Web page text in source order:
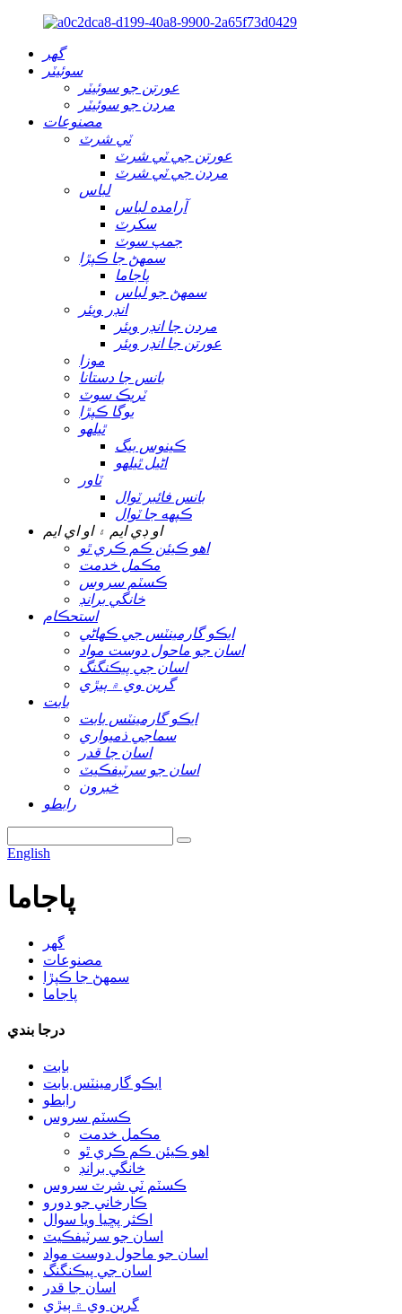
گهر
سوئيٽر
عورتن جو سوئيٽر
مردن جو سوئيٽر
مصنوعات
ٽي شرٽ
عورتن جي ٽي شرٽ
مردن جي ٽي شرٽ
لباس
آرامده لباس
سکرٽ
جمپ سوٽ
سمهڻ جا ڪپڙا
پاجاما
سمهڻ جو لباس
انڊر ويئر
مردن جا انڊر ويئر
عورتن جا انڊر ويئر
موزا
بانس جا دستانا
ٽريڪ سوٽ
يوگا ڪپڙا
ٿيلهو
ڪينوس بيگ
اڻيل ٿيلهو
ٽاور
بانس فائبر ٽوال
ڪپهه جا ٽوال
او ڊي ايم ۽ او اي ايم
اهو ڪيئن ڪم ڪري ٿو
مڪمل خدمت
ڪسٽم سروس
خانگي برانڊ
استحڪام
ايڪو گارمينٽس جي ڪهاڻي
اسان جو ماحول دوست مواد
اسان جي پيڪنگنگ
گرين وي ۾ ٻيڙي
بابت
ايڪو گارمينٽس بابت
سماجي ذميواري
اسان جا قدر
اسان جو سرٽيفڪيٽ
خبرون
رابطو
English
پاجاما
گھر
مصنوعات
سمهڻ جا ڪپڙا
پاجاما
درجا بندي
بابت
ايڪو گارمينٽس بابت
رابطو
ڪسٽم سروس
مڪمل خدمت
اهو ڪيئن ڪم ڪري ٿو
خانگي برانڊ
ڪسٽم ٽي شرٽ سروس
ڪارخاني جو دورو
اڪثر پڇيا ويا سوال
اسان جو سرٽيفڪيٽ
اسان جو ماحول دوست مواد
اسان جي پيڪنگنگ
اسان جا قدر
گرين وي ۾ ٻيڙي